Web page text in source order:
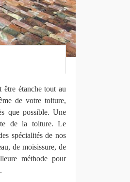
étanche tout au
de votre toiture,
que possible. Une
de la toiture. Le
spécialités de nos
de moisissure, de
méthode pour